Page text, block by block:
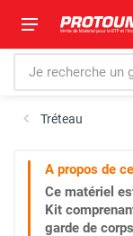
Tréteau
A propos de
Ce matériel
Kit
garde de corps